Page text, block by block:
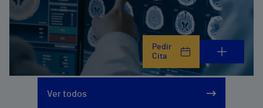
Pedir
Cita
Ver todos